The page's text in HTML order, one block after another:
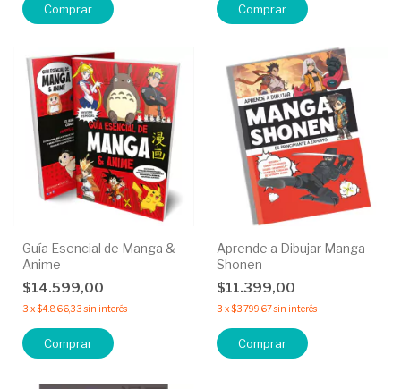
Comprar Comprar
Guía Esencial de Manga &
Anime
$14.599,00
3 x$4.866,33 sin interés
Aprende a Dibujar Manga
Shonen
$11.399,00
3 x$3.799,67sin interés